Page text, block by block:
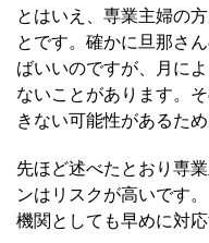
とはいえ、専業主婦の
とです。確かに旦那さ
ばいいのですが、月に
ないことがあります。
きない可能性があるため
先ほど述べたとおり専
ンはリスクが高いです
機関としても早めに対